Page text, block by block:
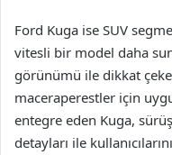
Ford Kuga ise SUV
vitesli bir model daha
görünümü ile dikkat
maceraperestler için
entegre eden Kuga,
detayları ile